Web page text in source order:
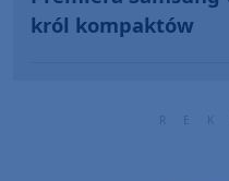
król kompaktów